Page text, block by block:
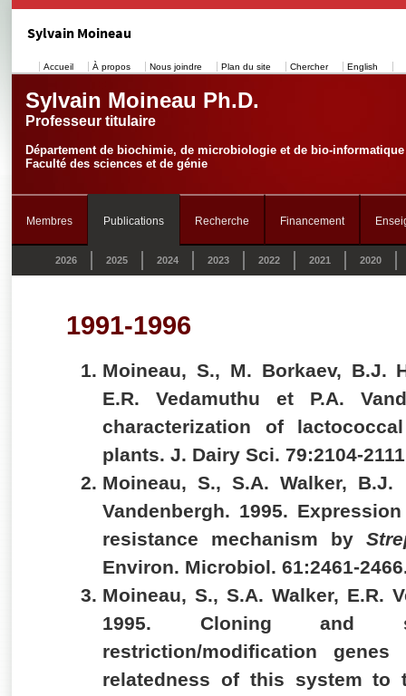
Sylvain Moineau
Accueil À propos Nous joindre Plan du site Chercher English
Sylvain Moineau Ph.D.
Professeur titulaire
Département de biochimie, de microbiologie et de bio-informatique
Faculté des sciences et de génie
Membres Publications Recherche Financement
2026 2025 2024 2023 2022 2021 2020
1991-1996
Moineau, S., M. Borkaev, B.J.
E.R. Vedamuthu et P.A.
characterization of
plants. J. Dairy Sci. 79:2104-
Moineau, S., S.A. Walker, B.J.
Vandenbergh. 1995.
resistance mechanism by
Environ. Microbiol. 61:2461-
Moineau, S., S.A. Walker, E.R.
1995. Cloning and
restriction/modification
relatedness of this system